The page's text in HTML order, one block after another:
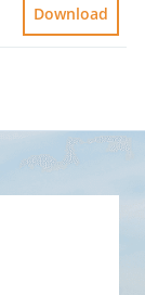
Download